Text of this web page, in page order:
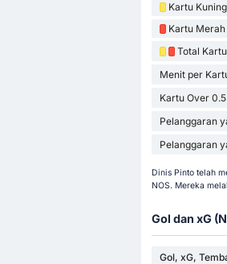
Kartu Kuning
Kartu Merah
Total Kartu
Menit per
Kartu Over 0.5
Pelanggaran
Pelanggaran
Dinis Pinto telah
NOS. Mereka
Gol dan xG
Gol, xG,